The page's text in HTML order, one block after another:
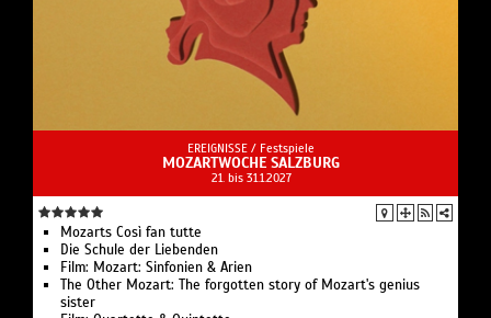
EREIGNISSE / Festspiele
MOZARTWOCHE SALZBURG
21. bis 31.1.2027
Mozarts Così fan tutte
Die Schule der Liebenden
Film: Mozart: Sinfonien & Arien
The Other Mozart: The forgotten story of Mozart's genius
sister